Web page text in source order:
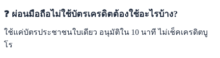
❓ ผ่อนมือถือไม่ใช้บัตรเครดิตต้องใช้อะไรบ้าง?
ใช้แค่บัตรประชาชนใบเดียว อนุมัติใน 10 นาที ไม่เช็คเครดิตบู
โร